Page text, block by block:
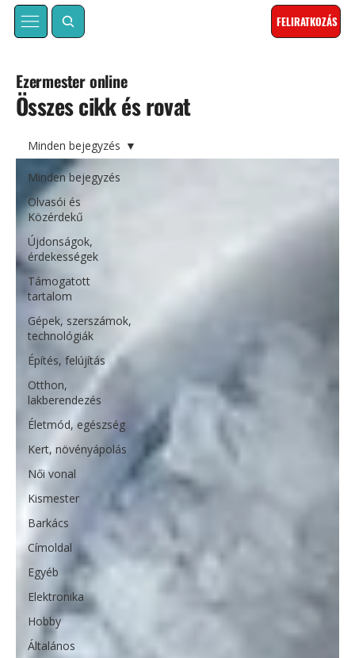
FELIRATKOZÁS
Összes cikk és rovat
Ezermester online
Minden bejegyzés
Olvasói és
Közérdekű
Újdonságok,
érdekességek
Támogatott
tartalom
Gépek, szerszámok,
technológiák
Építés, felújítás
Otthon,
lakberendezés
Életmód, egészség
Kert, növényápolás
Női vonal
Kismester
Barkács
Címoldal
Egyéb
Elektronika
Hobby
Általános
Minden bejegyzés